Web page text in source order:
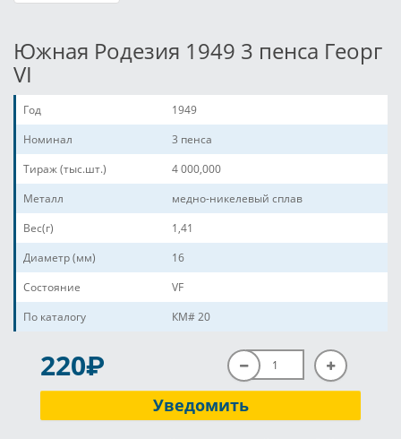
Южная Родезия 1949 3 пенса Георг
VI
Год
1949
Номинал
3 пенса
Тираж (тыс.шт.)
4 000,000
Металл
медно-никелевый сплав
Вес(г)
1,41
Диаметр (мм)
16
Состояние
VF
По каталогу
КМ# 20
220P
Уведомить